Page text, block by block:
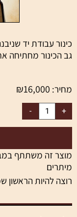
כינור עבודת יד שניבנה
גב הכינור מחתיחה
מחיר: ₪16,000
מוצר זה משתתף
מיתרים
רוצה להיות הראשון